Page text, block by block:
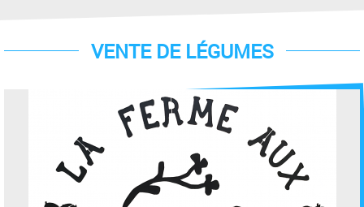
VENTE DE LÉGUMES